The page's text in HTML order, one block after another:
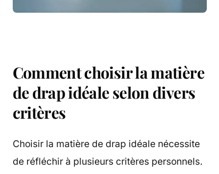
Comment choisir la matière
de drap idéale selon divers
critères
Choisir la matière de drap idéale nécessite
de réfléchir à plusieurs critères personnels.